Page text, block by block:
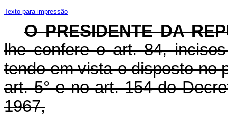
Texto para impressão
O PRESIDENTE DA
lhe confere o art. 84,
tendo em vista o disposto no
art. 5° e no art. 154 do
1967,